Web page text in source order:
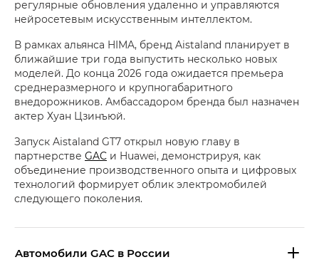
регулярные обновления удаленно и управляются
нейросетевым искусственным интеллектом.
В рамках альянса HIMA, бренд Aistaland планирует в
ближайшие три года выпустить несколько новых
моделей. До конца 2026 года ожидается премьера
среднеразмерного и крупногабаритного
внедорожников. Амбассадором бренда был назначен
актер Хуан Цзинъюй.
Запуск Aistaland GT7 открыл новую главу в
партнерстве GAC и Huawei, демонстрируя, как
объединение производственного опыта и цифровых
технологий формирует облик электромобилей
следующего поколения.
Aвтомобили GAC в России